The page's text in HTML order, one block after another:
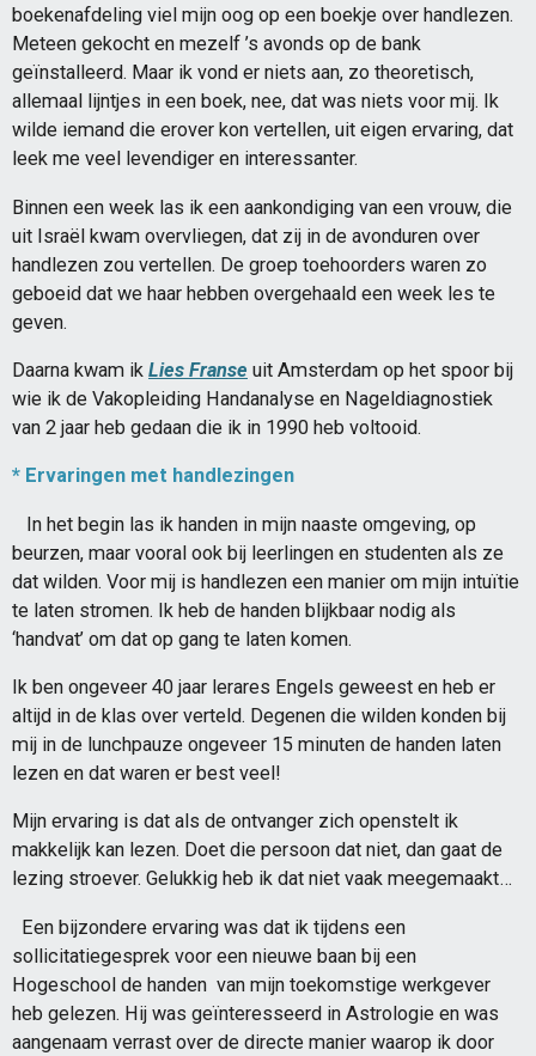
boekenafdeling viel mijn oog op een boekje over handlezen.
Meteen gekocht en mezelf ’s avonds op de bank
geïnstalleerd. Maar ik vond er niets aan, zo theoretisch,
allemaal lijntjes in een boek, nee, dat was niets voor mij. Ik
wilde iemand die erover kon vertellen, uit eigen ervaring, dat
leek me veel levendiger en interessanter.
Binnen een week las ik een aankondiging van een vrouw, die
uit Israël kwam overvliegen, dat zij in de avonduren over
handlezen zou vertellen. De groep toehoorders waren zo
geboeid dat we haar hebben overgehaald een week les te
geven.
Daarna kwam ik Lies Franse uit Amsterdam op het spoor bij
wie ik de Vakopleiding Handanalyse en Nageldiagnostiek
van 2 jaar heb gedaan die ik in 1990 heb voltooid.
* Ervaringen met handlezingen
In het begin las ik handen in mijn naaste omgeving, op
beurzen, maar vooral ook bij leerlingen en studenten als ze
dat wilden. Voor mij is handlezen een manier om mijn intuïtie
te laten stromen. Ik heb de handen blijkbaar nodig als
‘handvat’ om dat op gang te laten komen.
Ik ben ongeveer 40 jaar lerares Engels geweest en heb er
altijd in de klas over verteld. Degenen die wilden konden bij
mij in de lunchpauze ongeveer 15 minuten de handen laten
lezen en dat waren er best veel!
Mijn ervaring is dat als de ontvanger zich openstelt ik
makkelijk kan lezen. Doet die persoon dat niet, dan gaat de
lezing stroever. Gelukkig heb ik dat niet vaak meegemaakt…
Een bijzondere ervaring was dat ik tijdens een
sollicitatiegesprek voor een nieuwe baan bij een
Hogeschool de handen van mijn toekomstige werkgever
heb gelezen. Hij was geïnteresseerd in Astrologie en was
aangenaam verrast over de directe manier waarop ik door